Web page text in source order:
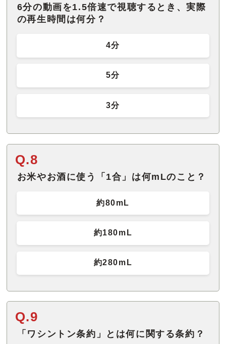
6分の動画を1.5倍速で視聴するとき、実際
の再生時間は何分？
4分
5分
3分
Q.8
お米やお酒に使う「1合」は何mLのこと？
約80mL
約180mL
約280mL
Q.9
「ワシントン条約」とは何に関する条約？